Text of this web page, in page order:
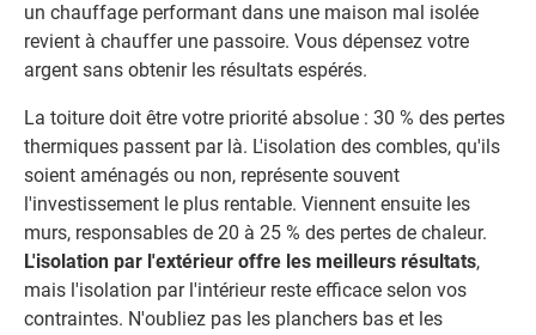
un chauffage performant dans une maison mal isolée
revient à chauffer une passoire. Vous dépensez votre
argent sans obtenir les résultats espérés.
La toiture doit être votre priorité absolue : 30 % des pertes
thermiques passent par là. L'isolation des combles, qu'ils
soient aménagés ou non, représente souvent
l'investissement le plus rentable. Viennent ensuite les
murs, responsables de 20 à 25 % des pertes de chaleur.
L'isolation par l'extérieur offre les meilleurs résultats,
mais l'isolation par l'intérieur reste efficace selon vos
contraintes. N'oubliez pas les planchers bas et les